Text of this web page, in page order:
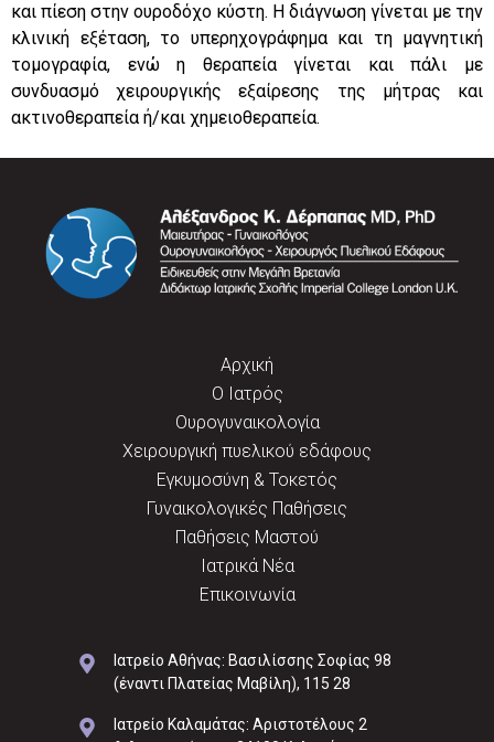
και πίεση στην ουροδόχο κύστη. Η διάγνωση γίνεται με την
κλινική εξέταση, το υπερηχογράφημα και τη μαγνητική
τομογραφία, ενώ η θεραπεία γίνεται και πάλι με
συνδυασμό χειρουργικής εξαίρεσης της μήτρας και
ακτινοθεραπεία ή/και χημειοθεραπεία.
Αρχική
Ο Ιατρός
Ουρογυναικολογία
Χειρουργική πυελικού εδάφους
Εγκυμοσύνη & Τοκετός
Γυναικολογικές Παθήσεις
Παθήσεις Μαστού
Ιατρικά Νέα
Επικοινωνία
Ιατρείο Αθήνας: Βασιλίσσης Σοφίας 98
(έναντι Πλατείας Μαβίλη), 115 28
Ιατρείο Καλαμάτας: Αριστοτέλους 2